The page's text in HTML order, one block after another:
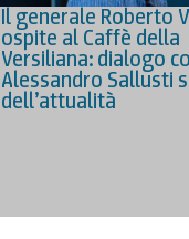
Il generale Roberto
ospite al Caffè della
Versiliana: dialogo
Alessandro Sallusti
dell’attualità